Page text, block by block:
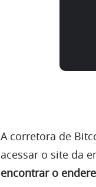
A corretora de
acessar o site da
encontrar o